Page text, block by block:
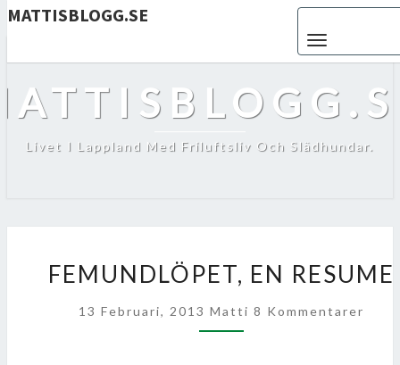
MATTISBLOGG.SE
Livet I Lappland Med Friluftsliv Och Slädhundar.
EN
FEMUNDLÖPET, EN RESUME
13 Februari, 2013 Matti Kommentarer
8 Kommentarer